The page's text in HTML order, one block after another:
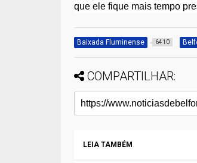
que ele fique mais tempo
Baixada Fluminense 6410
COMPARTILHAR:
LEIA TAMBÉM